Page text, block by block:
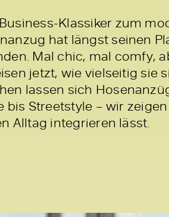
Klassiker zum
hat längst seinen
Mal chic, mal comfy,
jetzt, wie vielseitig sie
lassen sich
bis Streetstyle – wir
Alltag integrieren lässt.